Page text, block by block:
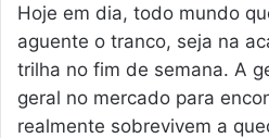
Hoje em dia, todo mundo
aguente o tranco, seja na
trilha no fim de semana. A
geral no mercado para
realmente sobrevivem a